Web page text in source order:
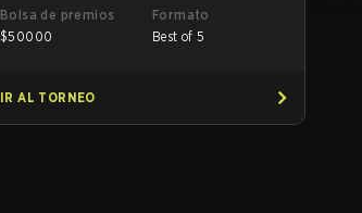
Bolsa de premios
$50000
Formato
Best of 5
IR AL TORNEO